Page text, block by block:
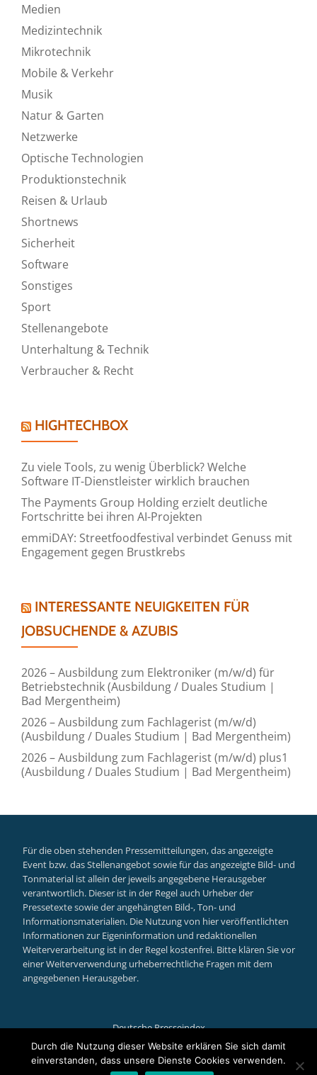
Medien
Medizintechnik
Mikrotechnik
Mobile & Verkehr
Musik
Natur & Garten
Netzwerke
Optische Technologien
Produktionstechnik
Reisen & Urlaub
Shortnews
Sicherheit
Software
Sonstiges
Sport
Stellenangebote
Unterhaltung & Technik
Verbraucher & Recht
HIGHTECHBOX
Zu viele Tools, zu wenig Überblick? Welche
Software IT-Dienstleister wirklich brauchen
The Payments Group Holding erzielt deutliche
Fortschritte bei ihren AI-Projekten
emmiDAY: Streetfoodfestival verbindet Genuss mit
Engagement gegen Brustkrebs
INTERESSANTE NEUIGKEITEN FÜR
JOBSUCHENDE & AZUBIS
2026 – Ausbildung zum Elektroniker (m/w/d) für
Betriebstechnik (Ausbildung / Duales Studium |
Bad Mergentheim)
2026 – Ausbildung zum Fachlagerist (m/w/d)
(Ausbildung / Duales Studium | Bad Mergentheim)
2026 – Ausbildung zum Fachlagerist (m/w/d) plus1
(Ausbildung / Duales Studium | Bad Mergentheim)
Für die oben stehenden Pressemitteilungen, das angezeigte
Event bzw. das Stellenangebot sowie für das angezeigte Bild- und
Tonmaterial ist allein der jeweils angegebene Herausgeber
verantwortlich. Dieser ist in der Regel auch Urheber der
Pressetexte sowie der angehängten Bild-, Ton- und
Informationsmaterialien. Die Nutzung von hier veröffentlichten
Informationen zur Eigeninformation und redaktionellen
Weiterverarbeitung ist in der Regel kostenfrei. Bitte klären Sie vor
einer Weiterverwendung urheberrechtliche Fragen mit dem
angegebenen Herausgeber.
Deutsche Presseindex
Secondary
Llorix One Litepowered by WordPress
Durch die Nutzung dieser Website erklären Sie sich damit
einverstanden, dass unsere Dienste Cookies verwenden.